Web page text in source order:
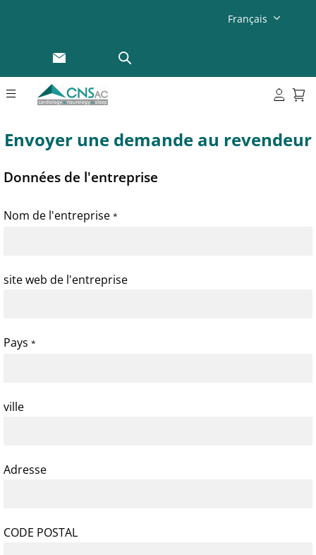
Français
Envoyer une demande au revendeur
Données de l'entreprise
Nom de l'entreprise *
site web de l'entreprise
Pays *
ville
Adresse
CODE POSTAL